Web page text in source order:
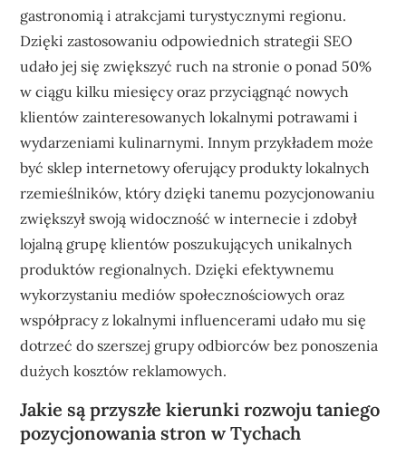
gastronomią i atrakcjami turystycznymi regionu.
Dzięki zastosowaniu odpowiednich strategii SEO
udało jej się zwiększyć ruch na stronie o ponad 50%
w ciągu kilku miesięcy oraz przyciągnąć nowych
klientów zainteresowanych lokalnymi potrawami i
wydarzeniami kulinarnymi. Innym przykładem może
być sklep internetowy oferujący produkty lokalnych
rzemieślników, który dzięki tanemu pozycjonowaniu
zwiększył swoją widoczność w internecie i zdobył
lojalną grupę klientów poszukujących unikalnych
produktów regionalnych. Dzięki efektywnemu
wykorzystaniu mediów społecznościowych oraz
współpracy z lokalnymi influencerami udało mu się
dotrzeć do szerszej grupy odbiorców bez ponoszenia
dużych kosztów reklamowych.
Jakie są przyszłe kierunki rozwoju taniego
pozycjonowania stron w Tychach